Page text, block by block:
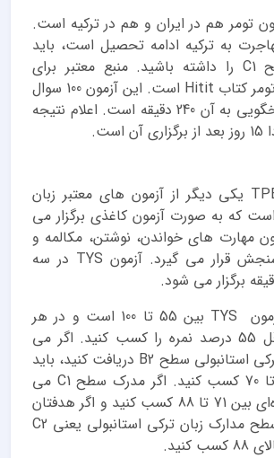
تومر هم در ایران و هم در ترکیه است.
به ترکیه ادامه تحصیل است، باید
مدرک تومر سطح C1 را داشته باشید. منبع معتبر برای
شرکت در آزمون تومر کتاب Hitit است. این آزمون 100 سوال
دارد و زمان پاسخگویی به آن 240 دقیقه است. اعلام نتیجه
آزمون TYS یا TPE یکی دیگر از آزمون های معتبر زبان
است که به صورت آزمون کاغذی برگزار می
مهارت های خواندن، نوشتن، مکالمه و
شنیداری مورد سنجش قرار می گیرد. آزمون TYS در سه
نمره قبولی در آزمون TYS بین 55 تا 100 است و در هر
بخش باید حداقل 55 درصد نمره را کسب کنید. اگر می
خواهید مدارک ترکی استانبولی سطح B2 دریافت کنید، باید
نمره‌ای بین 55 تا 70 کسب کنید. اگر مدرک سطح C1 می
خواهید باید نمره‌ای بین 71 تا 88 کسب کنید و اگر هدفتان
گرفتن بالاترین سطح مدارک زبان ترکی استانبولی یعنی C2